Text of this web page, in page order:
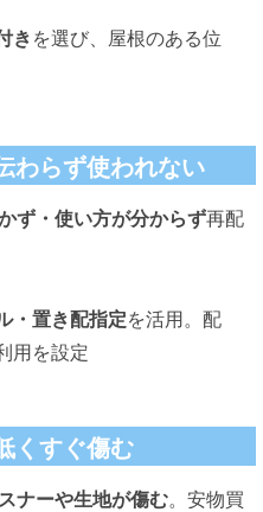
き を選び、屋根のある位
わらず使われない
ず・使い方が分からず再配
・置き配指定を活用。配
用を設定
くすぐ傷む
ナーや生地が傷む。安物買